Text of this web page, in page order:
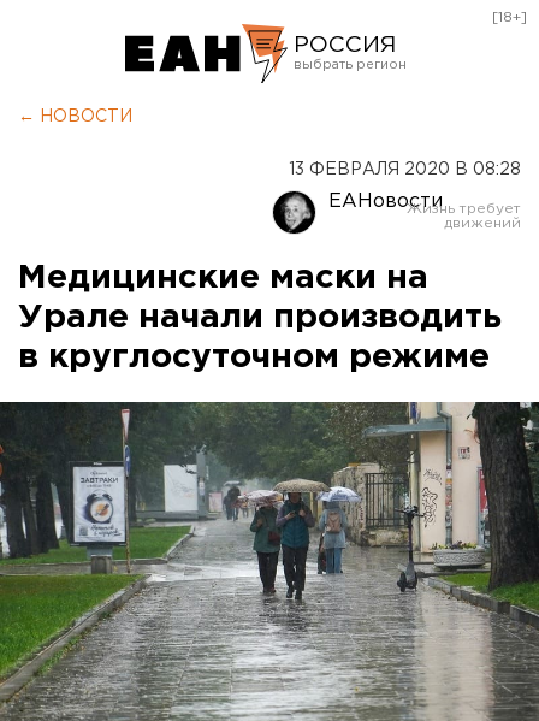
РОССИЯ
Оренбург
[18+]
← НОВОСТИ
13 ФЕВРАЛЯ 2020 В 08:28
ЕАНовости
Медицинские маски на
Урале начали производить
в круглосуточном режиме